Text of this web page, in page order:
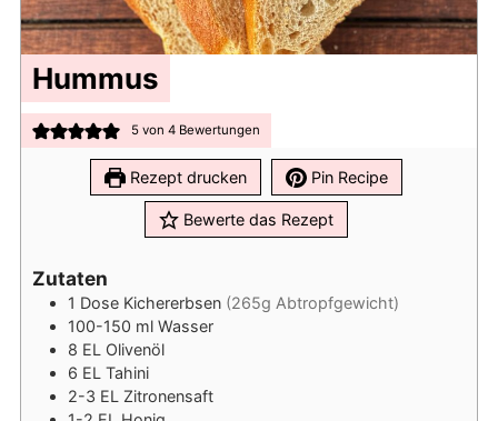
Hummus
5 von4 Bewertungen
Rezept drucken Pin Recipe
Bewerte das Rezept
Zutaten
1 Dose Kichererbsen (265g Abtropfgewicht)
100-150 ml Wasser
8 EL Olivenöl
6 EL Tahini
2-3 EL Zitronensaft